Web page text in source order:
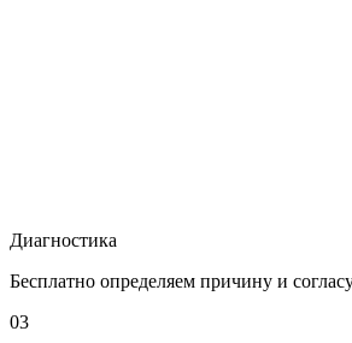
Диагностика
Бесплатно определяем причину и
03